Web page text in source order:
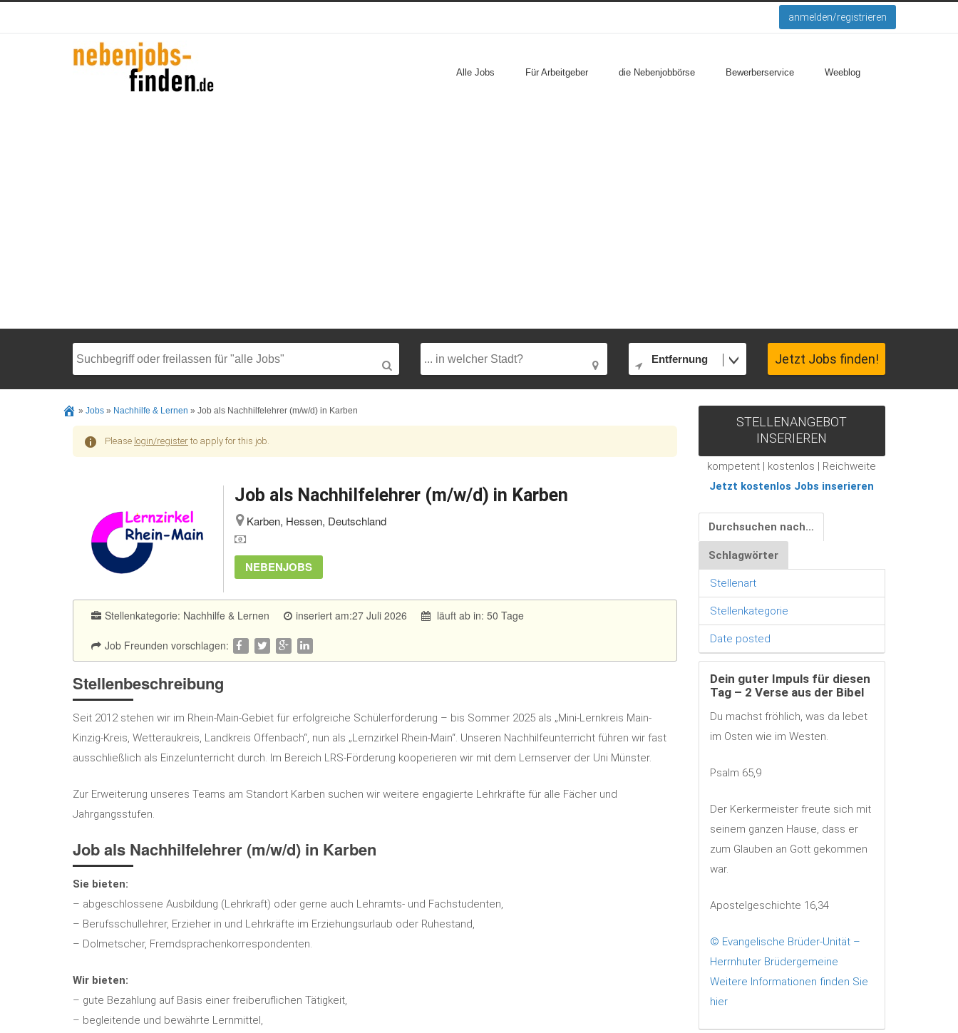
anmelden/registrieren
Alle Jobs Für Arbeitgeber die Nebenjobbörse Bewerberservice Weeblog
Entfernung Jetzt Jobs finden!
» Jobs » Nachhilfe & Lernen » Job als Nachhilfelehrer (m/w/d) in Karben
Please login/register to apply for this job.
Job als Nachhilfelehrer (m/w/d) in Karben
Karben, Hessen, Deutschland
NEBENJOBS
Stellenkategorie: Nachhilfe & Lernen inseriert am:27 Juli 2026 läuft ab in: 50 Tage
Job Freunden vorschlagen:
Stellenbeschreibung
Seit 2012 stehen wir im Rhein-Main-Gebiet für erfolgreiche Schülerförderung – bis Sommer 2025 als „Mini-Lernkreis Main-
Kinzig-Kreis, Wetteraukreis, Landkreis Offenbach“, nun als „Lernzirkel Rhein-Main“. Unseren Nachhilfeunterricht führen wir fast
ausschließlich als Einzelunterricht durch. Im Bereich LRS-Förderung kooperieren wir mit dem Lernserver der Uni Münster.
Zur Erweiterung unseres Teams am Standort Karben suchen wir weitere engagierte Lehrkräfte für alle Fächer und
Jahrgangsstufen.
Job als Nachhilfelehrer (m/w/d) in Karben
Sie bieten:
– abgeschlossene Ausbildung (Lehrkraft) oder gerne auch Lehramts- und Fachstudenten,
– Berufsschullehrer, Erzieher in und Lehrkräfte im Erziehungsurlaub oder Ruhestand,
– Dolmetscher, Fremdsprachenkorrespondenten.
Wir bieten:
– gute Bezahlung auf Basis einer freiberuflichen Tätigkeit,
– begleitende und bewährte Lernmittel,
STELLENANGEBOT
INSERIEREN
kompetent | kostenlos | Reichweite
Jetzt kostenlos Jobs inserieren
Durchsuchen nach…
Schlagwörter
Stellenart
Stellenkategorie
Date posted
Dein guter Impuls für diesen
Tag – 2 Verse aus der Bibel
Du machst fröhlich, was da lebet
im Osten wie im Westen.
Psalm 65,9
Der Kerkermeister freute sich mit
seinem ganzen Hause, dass er
zum Glauben an Gott gekommen
war.
Apostelgeschichte 16,34
© Evangelische Brüder-Unität –
Herrnhuter Brüdergemeine
Weitere Informationen finden Sie
hier